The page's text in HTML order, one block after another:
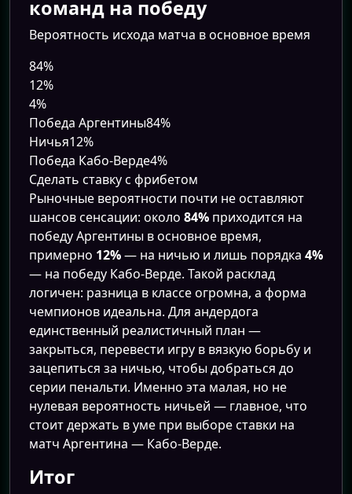
команд на победу
Вероятность исхода матча в основное время
84%
12%
4%
Победа Аргентины84%
Ничья12%
Победа Кабо-Верде4%
Сделать ставку с фрибетом
Рыночные вероятности почти не оставляют
шансов сенсации: около 84% приходится на
победу Аргентины в основное время,
примерно 12%— на ничью и лишь порядка 4%
— на победу Кабо-Верде. Такой расклад
логичен: разница в классе огромна, а форма
чемпионов идеальна. Для андердога
единственный реалистичный план —
закрыться, перевести игру в вязкую борьбу и
зацепиться за ничью, чтобы добраться до
серии пенальти. Именно эта малая, но не
нулевая вероятность ничьей — главное, что
стоит держать в уме при выборе ставки на
матч Аргентина — Кабо-Верде.
Итог